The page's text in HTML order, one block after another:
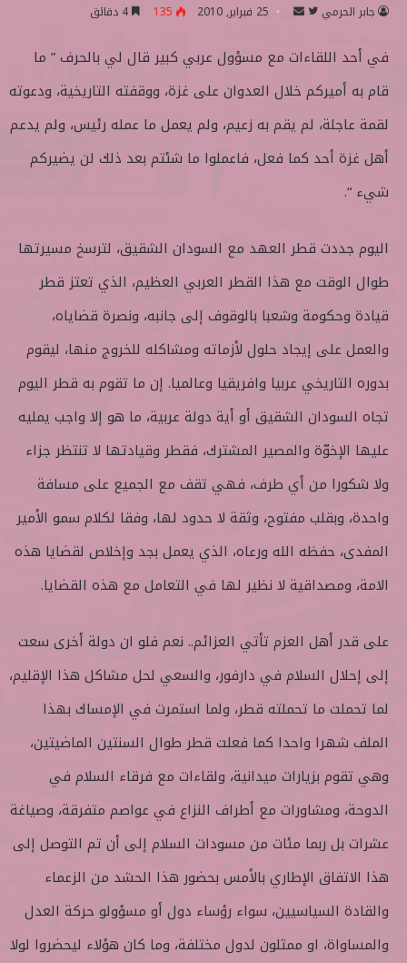
جابر الحرمي
ت
ب
ع
ل
ت
ر
س
ب
ر
د
ك
و
ن
ا
25 فبراير, 2010 135
في أحد اللقاءات مع مسؤول عربي كبير قال لي بالحرف ” ما
قام به أميركم خلال العدوان على غزة، ووقفته التاريخية، ودعوته
لقمة عاجلة، لم يقم به زعيم، ولم يعمل ما عمله رئيس، ولم يدعم
أهل غزة أحد كما فعل، فاعملوا ما شئتم بعد ذلك لن يضيركم
شيء “.
اليوم جددت قطر العهد مع السودان الشقيق، لترسخ مسيرتها
طوال الوقت مع هذا القطر العربي العظيم، الذي تعتز قطر
قيادة وحكومة وشعبا بالوقوف إلى جانبه، ونصرة قضاياه،
والعمل على إيجاد حلول لأزماته ومشاكله للخروج منها، ليقوم
بدوره التاريخي عربيا وافريقيا وعالميا. إن ما تقوم به قطر اليوم
تجاه السودان الشقيق أو أية دولة عربية، ما هو إلا واجب يمليه
عليها الإخوّة والمصير المشترك، فقطر وقيادتها لا تنتظر جزاء
ولا شكورا من أي طرف، فهي تقف مع الجميع على مسافة
واحدة، وبقلب مفتوح، وثقة لا حدود لها، وفقا لكلام سمو الأمير
المفدى، حفظه الله ورعاه، الذي يعمل بجد وإخلاص لقضايا هذه
الامة، ومصداقية لا نظير لها في التعامل مع هذه القضايا.
على قدر أهل العزم تأتي العزائم.. نعم فلو ان دولة أخرى سعت
إلى إحلال السلام في دارفور، والسعي لحل مشاكل هذا الإقليم،
لما تحملت ما تحملته قطر، ولما استمرت في الإمساك بهذا
الملف شهرا واحدا كما فعلت قطر طوال السنتين الماضيتين،
وهي تقوم بزيارات ميدانية، ولقاءات مع فرقاء السلام في
الدوحة، ومشاورات مع أطراف النزاع في عواصم متفرقة، وصياغة
عشرات بل ربما مئات من مسودات السلام إلى أن تم التوصل إلى
هذا الاتفاق الإطاري بالأمس بحضور هذا الحشد من الزعماء
والقادة السياسيين، سواء رؤساء دول أو مسؤولو حركة العدل
والمساواة، او ممثلون لدول مختلفة، وما كان هؤلاء ليحضروا لولا